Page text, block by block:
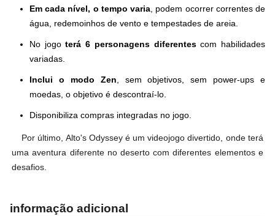
Em cada nível, o tempo varia , podem ocorrer correntes de
água, redemoinhos de vento e tempestades de areia.
No jogoterá 6 personagens diferentescom habilidades
variadas.
Inclui o modo Zen , sem objetivos, sem power-ups e
moedas, o objetivo é descontraí-lo.
Disponibiliza compras integradas no jogo.
Por último, Alto's Odyssey é um videojogo divertido, onde terá
uma aventura diferente no deserto com diferentes elementos e
desafios.
informação adicional